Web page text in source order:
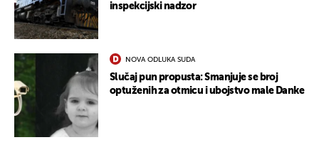
inspekcijski nadzor
NOVA ODLUKA SUDA
Slučaj pun propusta: Smanjuje se broj
optuženih za otmicu i ubojstvo male Danke